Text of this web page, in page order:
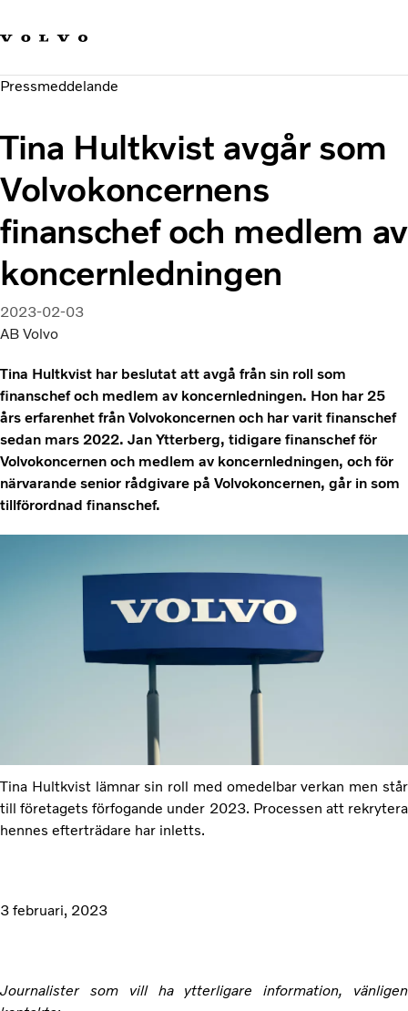
Hållbara transporter
Investerare
Pressmeddelande
Tina Hultkvist avgår som
Volvokoncernens
finanschef och medlem av
koncernledningen
2023-02-03
AB Volvo
Tina Hultkvist har beslutat att avgå från sin roll som
finanschef och medlem av koncernledningen. Hon har 25
års erfarenhet från Volvokoncernen och har varit finanschef
sedan mars 2022. Jan Ytterberg, tidigare finanschef för
Volvokoncernen och medlem av koncernledningen, och för
närvarande senior rådgivare på Volvokoncernen, går in som
tillförordnad finanschef.
Tina Hultkvist lämnar sin roll med omedelbar verkan men står
till företagets förfogande under 2023. Processen att rekrytera
hennes efterträdare har inletts.
3 februari, 2023
Journalister som vill ha ytterligare information, vänligen